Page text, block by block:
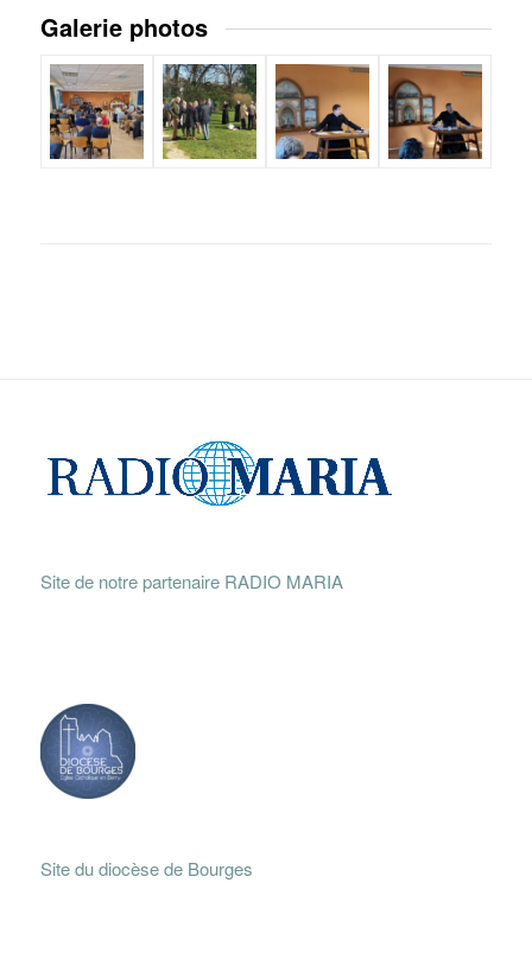
Galerie photos
Site de notre partenaire RADIO MARIA
Site du diocèse de Bourges